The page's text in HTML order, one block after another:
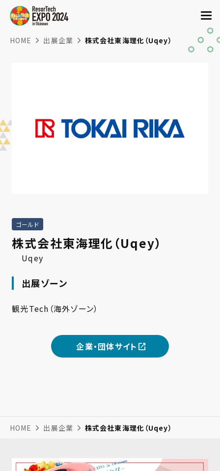
HOME 出展企業 株式会社東海理化（Uqey）
ゴールド
株式会社東海理化（Uqey）
Uqey
出展ゾーン
観光Tech（海外ゾーン）
企業・団体サイト
HOME 出展企業 株式会社東海理化（Uqey）